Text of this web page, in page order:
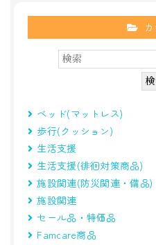
ベッド(マットレス)
歩行(クッション)
生活支援
生活支援(徘徊対策商品)
施設関連(防災関連・備品)
施設関連
セール品・特価品
Famcare商品